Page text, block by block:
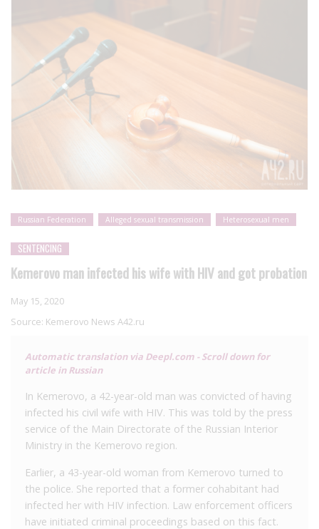
Russian Federation Alleged sexual transmission Heterosexual men
SENTENCING
Kemerovo man infected his wife with HIV and got probation
May 15, 2020
Source: Kemerovo News A42.ru
Automatic translation via Deepl.com - Scroll down for
article in Russian
In Kemerovo, a 42-year-old man was convicted of having
infected his civil wife with HIV. This was told by the press
service of the Main Directorate of the Russian Interior
Ministry in the Kemerovo region.
Earlier, a 43-year-old woman from Kemerovo turned to
the police. She reported that a former cohabitant had
infected her with HIV infection. Law enforcement officers
have initiated criminal proceedings based on this fact.